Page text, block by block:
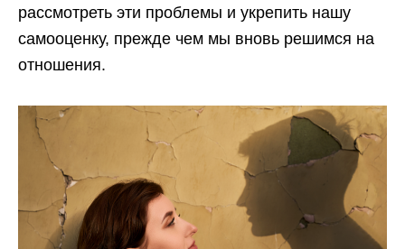
рассмотреть эти проблемы и укрепить нашу
самооценку, прежде чем мы вновь решимся на
отношения.